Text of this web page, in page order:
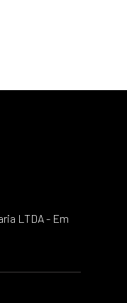
LTDA - Em